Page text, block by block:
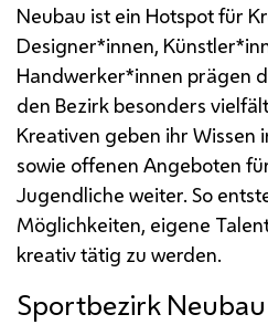
Neubau ist ein Hotspotfür
Designer*innen,
Handwerker*innen prägen
den Bezirk besonders
Kreativen geben ihr Wissen
sowie offenen Angeboten
Jugendliche weiter. So
Möglichkeiten, eigene
kreativ tätig zu werden.
Sportbezirk Neubau